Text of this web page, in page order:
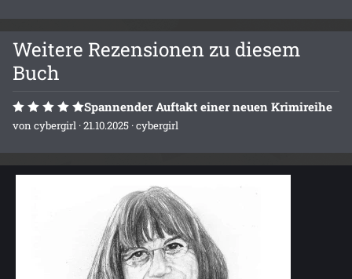
Weitere Rezensionen zu diesem
Buch
Spannender Auftakt einer neuen Krimireihe
voncybergirl · 21.10.2025 ·cybergirl